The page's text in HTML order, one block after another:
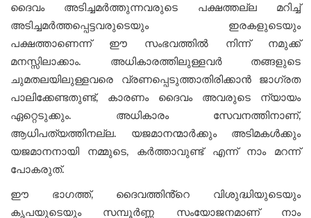
ദൈവം അടിച്ചമർത്തുന്നവരുടെ പക്ഷത്തല്ല മറിച്ച്
അടിച്ചമർത്തപ്പെട്ടവരുടെയും ഇരകളുടെയും
പക്ഷത്താണെന്ന് ഈ സംഭവത്തില്‍ നിന്ന് നമുക്ക്
മനസ്സിലാക്കാം. അധികാരത്തിലുള്ളവർ തങ്ങളുടെ
ചുമതലയിലുള്ളവരെ വ്രണപ്പെടുത്താതിരിക്കാൻ ജാഗ്രത
പാലിക്കേണ്ടതുണ്ട്, കാരണം ദൈവം അവരുടെ ന്യായം
ഏറ്റെടുക്കും. അധികാരം സേവനത്തിനാണ്,
ആധിപത്യത്തിനല്ല. യജമാനന്മാർക്കും അടിമകൾക്കും
യജമാനനായി നമ്മുടെ, കർത്താവുണ്ട് എന്ന് നാം മറന്ന്
പോകരുത്.
ഈ ഭാഗത്ത്, ദൈവത്തിൻ്റെ വിശുദ്ധിയുടെയും
കൃപയുടെയും സമ്പൂർണ്ണ സംയോജനമാണ് നാം